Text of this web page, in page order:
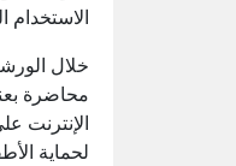
الاستخدام
خلال
محاضرة
الإنترنت
لحماية